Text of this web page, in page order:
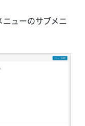
ニューのサブメニ